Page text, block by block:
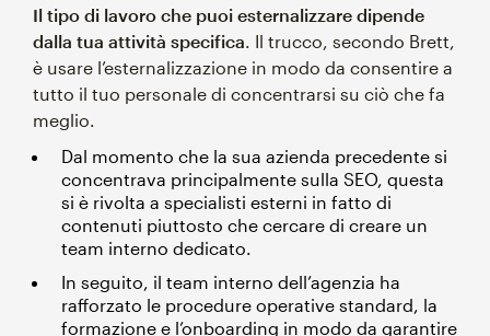
Il tipo di lavoro che puoi esternalizzare dipende
dalla tua attività specifica. Il trucco, secondo Brett,
è usare l’esternalizzazione in modo da consentire a
tutto il tuo personale di concentrarsi su ciò che fa
meglio.
Dal momento che la sua azienda precedente si
concentrava principalmente sulla SEO, questa
si è rivolta a specialisti esterni in fatto di
contenuti piuttosto che cercare di creare un
team interno dedicato.
In seguito, il team interno dell’agenzia ha
rafforzato le procedure operative standard, la
formazione e l’onboarding in modo da garantire